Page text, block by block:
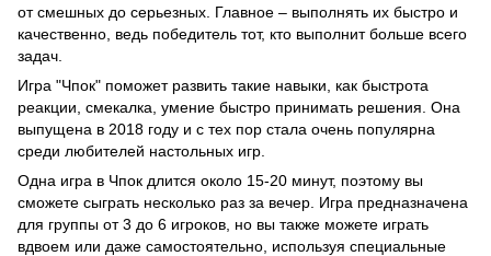
от смешных до серьезных. Главное – выполнять их быстро и
качественно, ведь победитель тот, кто выполнит больше всего
задач.
Игра "Чпок" поможет развить такие навыки, как быстрота
реакции, смекалка, умение быстро принимать решения. Она
выпущена в 2018 году и с тех пор стала очень популярна
среди любителей настольных игр.
Одна игра в Чпок длится около 15-20 минут, поэтому вы
сможете сыграть несколько раз за вечер. Игра предназначена
для группы от 3 до 6 игроков, но вы также можете играть
вдвоем или даже самостоятельно, используя специальные